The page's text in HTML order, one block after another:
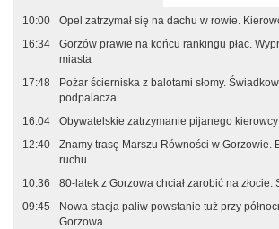
10:00
Opel zatrzymał się na dachu w rowie.
16:34
Gorzów prawie na końcu rankingu płac.
miasta
17:48
Pożar ścierniska z balotami słomy.
podpalacza
16:04
Obywatelskie zatrzymanie pijanego
12:40
Znamy trasę Marszu Równości w Gorzowie.
ruchu
10:36
80-latek z Gorzowa chciał zarobić na złocie.
09:45
Nowa stacja paliw powstanie tuż przy
Gorzowa